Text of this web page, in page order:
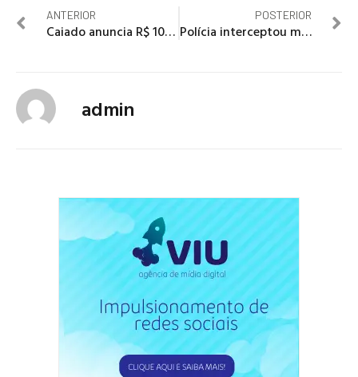
ANTERIOR
Caiado anuncia R$ 100 milhões em ajuda de custo para servidores da educação
POSTERIOR
Polícia interceptou milicianos em rota de fuga usada por 3 anos pelo grupo; 12 foram mortos
admin